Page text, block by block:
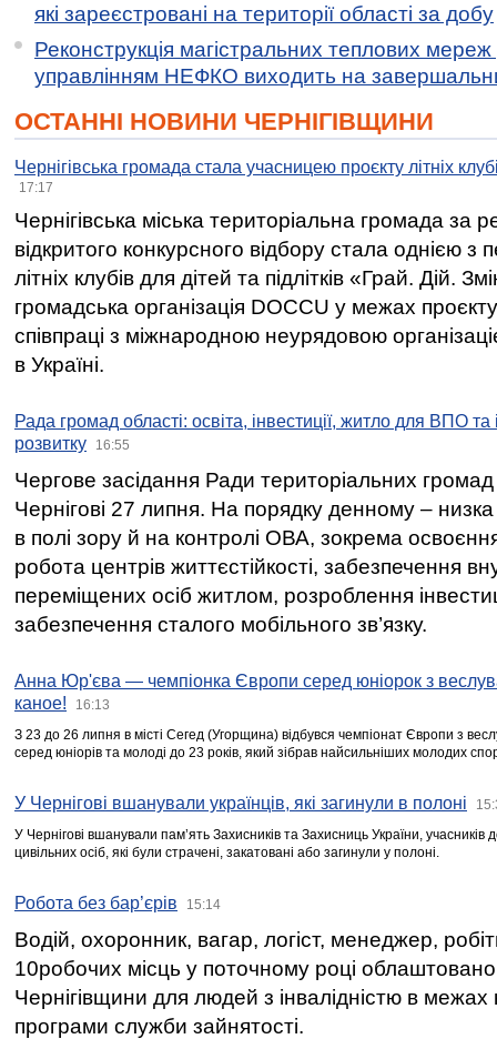
які зареєстровані на території області за добу
Реконструкція магістральних теплових мереж
управлінням НЕФКО виходить на
ОСТАННІ НОВИНИ ЧЕРНІГІВЩИНИ
Чернігівська громада стала учасницею проєкту літніх
17:17
Чернігівська міська територіальна громада за
відкритого конкурсного відбору стала однією
літніх клубів для дітей та підлітків «Грай. Дій.
громадська організація DOCCU у межах
співпраці з міжнародною неурядовою
в Україні.
Рада громад області: освіта, інвестиції, житло для ВПО
розвитку
16:55
Чергове засідання Ради територіальних громад
Чернігові 27 липня. На порядку денному –
в полі зору й на контролі ОВА, зокрема освоєння
робота центрів життєстійкості, забезпечення
переміщених осіб житлом, розроблення
забезпечення сталого мобільного зв’язку.
Анна Юр'єва — чемпіонка Європи серед юніорок з
каное!
16:13
З 23 до 26 липня в місті Сегед (Угорщина) відбувся чемпіонат Європи з
серед юніорів та молоді до 23 років, який зібрав найсильніших молодих
У Чернігові вшанували українців, які загинули в полоні
У Чернігові вшанували пам’ять Захисників та Захисниць України,
цивільних осіб, які були страчені, закатовані або загинули у полоні.
Робота без бар’єрів 15:14
Водій, охоронник, вагар, логіст, менеджер,
10робочих місць у поточному році
Чернігівщини для людей з інвалідністю в межах
програми служби зайнятості.